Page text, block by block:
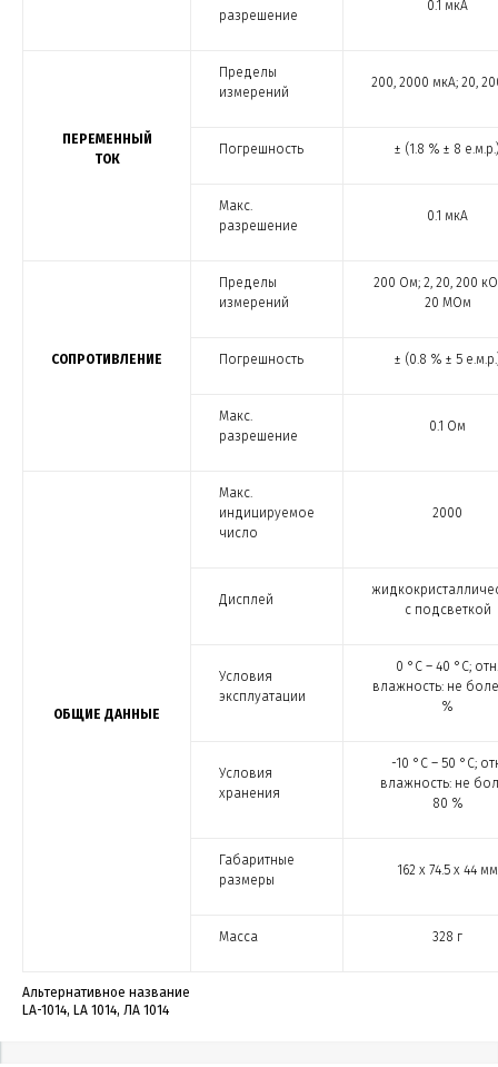
разрешение
0.1 мкА
ПЕРЕМЕННЫЙ
ТОК
Пределы
измерений
200, 2000 мкА; 20,
Погрешность ± (1.8 % ± 8
Макс.
разрешение
0.1 мкА
СОПРОТИВЛЕНИЕ
Пределы
измерений
200 Ом; 2, 20, 200
20 МОм
Погрешность ± (0.8 % ± 5
Макс.
разрешение
0.1 Ом
ОБЩИЕ ДАННЫЕ
Макс.
индицируемое
число
2000
Дисплей
с подсветкой
Условия
эксплуатации
0 °С – 40 °С; отн.
влажность: не
%
Условия
хранения
-10 °С – 50 °С;
влажность: не
80 %
Габаритные
размеры
162 х 74.5 х 44 мм
Масса 328 г
Альтернативное название
LA-1014, LA 1014, ЛА 1014